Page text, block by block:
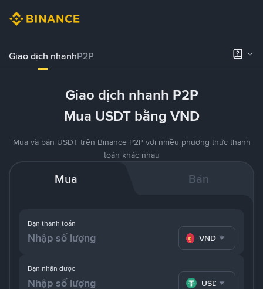
Giao dịch nhanhP2P
Giao dịch nhanh P2P
Mua USDT bằng VND
Mua và bán USDT trên Binance P2P với nhiều phương thức thanh
toán khác nhau
Mua Bán
Bạn thanh toán
VND
Bạn nhận được
USDT